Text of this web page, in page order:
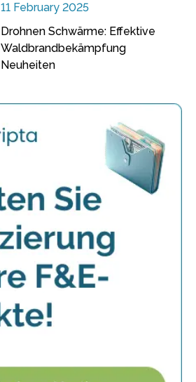
11 February 2025
Drohnen Schwärme: Effektive
Waldbrandbekämpfung
Neuheiten